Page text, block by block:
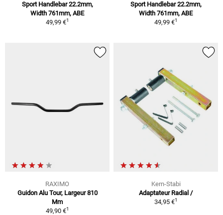
Sport Handlebar 22.2mm,
Width 761mm, ABE
49,99 €1
Sport Handlebar 22.2mm,
Width 761mm, ABE
49,99 €1
RAXIMO
Guidon Alu Tour, Largeur 810
Mm
49,90 €1
Kern-Stabi
Adaptateur Radial /
34,95 €1